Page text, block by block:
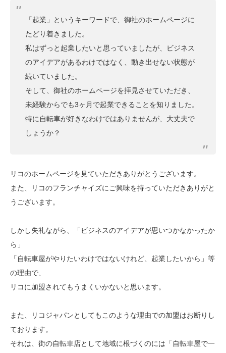
「起業」というキーワードで、御社のホームページに
たどり着きました。
私はずっと起業したいと思っていましたが、ビジネス
のアイデアがあるわけではなく、動き出せない状態が
続いていました。
そして、御社のホームページを拝見させていただき、
未経験からでも3ヶ月で起業できることを知りました。
特に自転車が好きなわけではありませんが、大丈夫で
しょうか？
リコのホームページを見ていただきありがとうございます。
また、リコのフランチャイズにご興味を持っていただきありがと
うございます。
しかし失礼ながら、「ビジネスのアイデアが思いつかなかったか
ら」
「自転車屋がやりたいわけではないけれど、起業したいから」等
の理由で、
リコに加盟されてもうまくいかないと思います。
また、リコジャパンとしてもこのような理由での加盟はお断りし
ております。
それは、街の自転車店として地域に根づくのには「自転車屋で一